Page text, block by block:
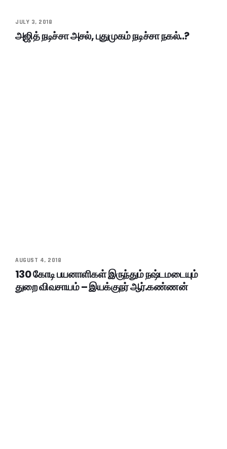
JULY 3, 2018
அஜித் நடிச்சா அசல், புதுமுகம் நடிச்சா நகல்..?
AUGUST 4, 2018
130 கோடி பயனாளிகள் இருந்தும் நஷ்டமடையும்
துறை விவசாயம் – இயக்குநர் ஆர்.கண்ணன்